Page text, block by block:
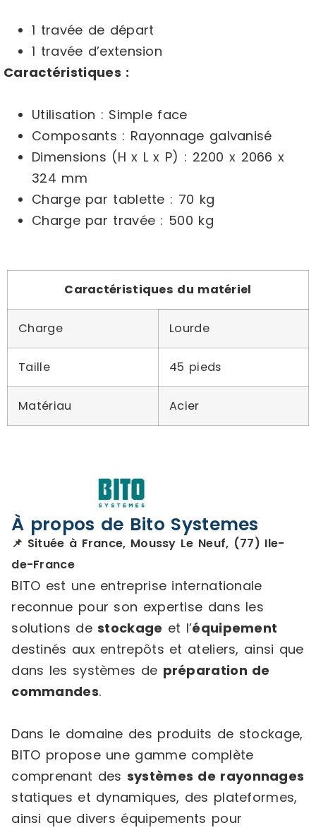
1 travée de départ
1 travée d’extension
Caractéristiques :
Utilisation : Simple face
Composants : Rayonnage galvanisé
Dimensions (H x L x P) : 2200 x 2066 x
324 mm
Charge par tablette : 70 kg
Charge par travée : 500 kg
Caractéristiques du matériel
Charge Lourde
Taille 45 pieds
Matériau Acier
À propos de Bito Systemes
📌 Située à France, Moussy Le Neuf, (77) Ile-
de-France
BITO est une entreprise internationale
reconnue pour son expertise dans les
solutions destockage et l’équipement
destinés aux entrepôts et ateliers, ainsi que
dans les systèmes de préparation de
commandes.
Dans le domaine des produits de stockage,
BITO propose une gamme complète
comprenant des systèmes de rayonnages
statiques et dynamiques, des plateformes,
ainsi que divers équipements pour